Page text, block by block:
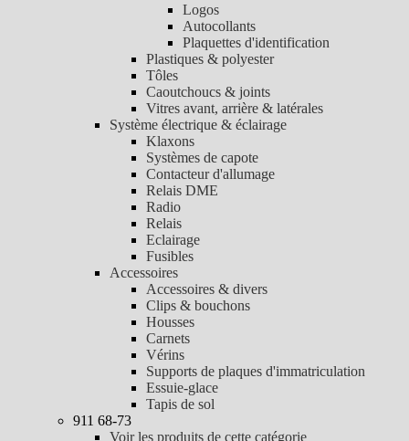
Logos
Autocollants
Plaquettes d'identification
Plastiques & polyester
Tôles
Caoutchoucs & joints
Vitres avant, arrière & latérales
Système électrique & éclairage
Klaxons
Systèmes de capote
Contacteur d'allumage
Relais DME
Radio
Relais
Eclairage
Fusibles
Accessoires
Accessoires & divers
Clips & bouchons
Housses
Carnets
Vérins
Supports de plaques d'immatriculation
Essuie-glace
Tapis de sol
911 68-73
Voir les produits de cette catégorie